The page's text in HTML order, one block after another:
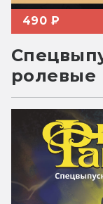
490 ₽
ролевые